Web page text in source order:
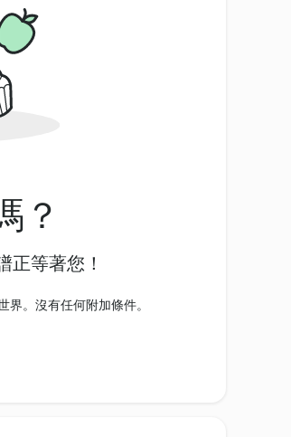
？
正等著您！
。沒有任何附加條件。